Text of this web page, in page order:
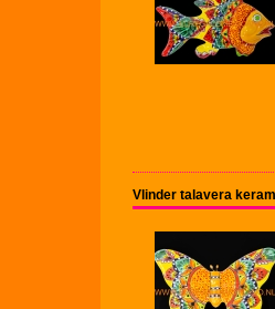
Vlinder talavera